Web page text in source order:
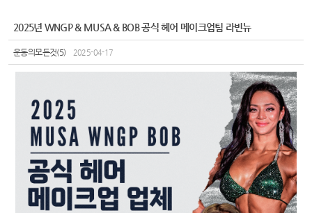
2025년 WNGP & MUSA & BOB 공식 헤어 메이크업팀 라빈뉴
운동의모든것(5) 2025-04-17